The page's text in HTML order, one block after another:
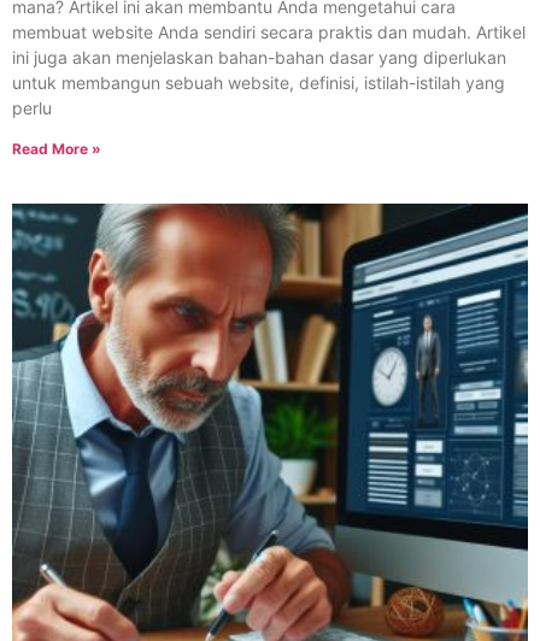
mana? Artikel ini akan membantu Anda mengetahui cara
membuat website Anda sendiri secara praktis dan mudah. Artikel
ini juga akan menjelaskan bahan-bahan dasar yang diperlukan
untuk membangun sebuah website, definisi, istilah-istilah yang
perlu
Read More »